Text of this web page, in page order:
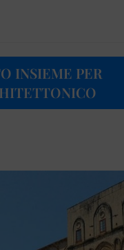
INSIEME PER